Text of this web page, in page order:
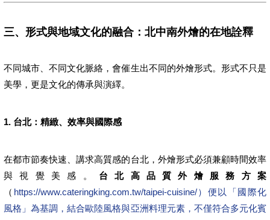
三、形式與地域文化的融合：北中南外燴的在地詮釋
不同城市、不同文化脈絡，會催生出不同的外燴形式。形式不只是
美學，更是文化的傳承與演繹。
1. 台北：精緻、效率與國際感
在都市節奏快速、講求高質感的台北，外燴形式必須兼顧時間效率
與視覺美感。 台北高品質外燴服務方案
（ https://www.cateringking.com.tw/taipei-cuisine/）便以「國際化
風格」為基調，結合歐陸風格與亞洲料理元素，不僅符合多元化賓